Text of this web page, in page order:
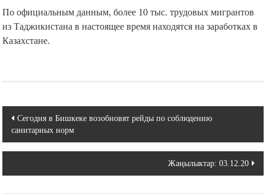
По официальным данным, более 10 тыс. трудовых мигрантов
из Таджикистана в настоящее время находятся на заработках в
Казахстане.
Навигация
по
Сегодня в Бишкеке возобновят рейды по соблюдению
санитарных норм
Жаңылыктар: 03.12.20